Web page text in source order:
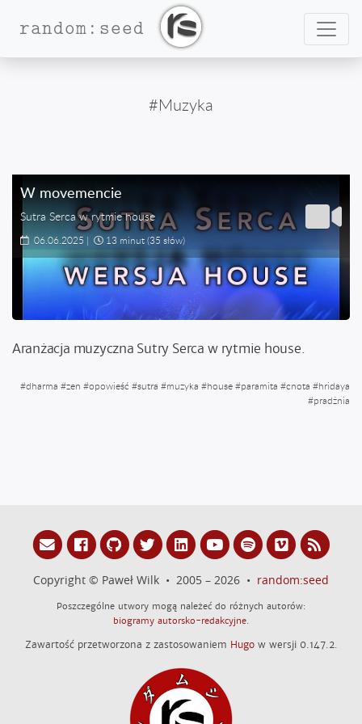
random:seed
#Muzyka
W movemencie
Sutra Serca w rytmie house
06.06.2025 | 13 minut(35 słów)
Aranżacja muzyczna Sutry Serca w rytmie house.
#dharma #zen #opowieść #sutra #muzyka #house#paramita #cnota #hridaya
#pradżnia
Copyright © Paweł Wilk • 2005 – 2026 • random:seed
Poszczególne utwory mogą należeć do różnych autorów:
biogramy autorsko-redakcyjne
Zawartość przetworzona z zastosowaniem Hugow wersji 0.147.2.